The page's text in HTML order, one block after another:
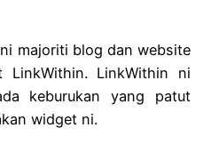
majoriti blog dan website
LinkWithin. LinkWithin ni
keburukan yang patut
widget ni.